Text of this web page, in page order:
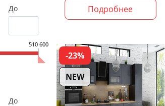
До
510 600
До
Подробнее
-23%
NEW